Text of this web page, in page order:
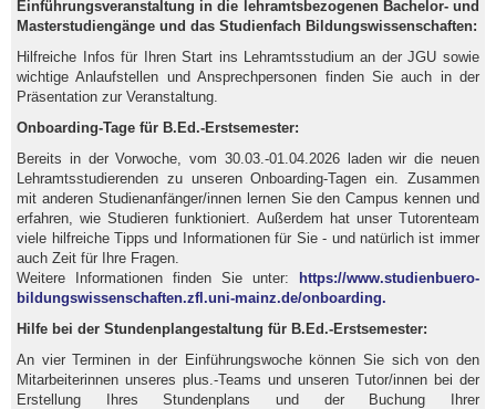
Einführungsveranstaltung in die lehramtsbezogenen Bachelor- und
Masterstudiengänge und das Studienfach Bildungswissenschaften:
Hilfreiche Infos für Ihren Start ins Lehramtsstudium an der JGU sowie
wichtige Anlaufstellen und Ansprechpersonen finden Sie auch in der
Präsentation zur Veranstaltung.
Onboarding-Tage für B.Ed.-Erstsemester:
Bereits in der Vorwoche, vom 30.03.-01.04.2026 laden wir die neuen
Lehramtsstudierenden zu unseren Onboarding-Tagen ein. Zusammen
mit anderen Studienanfänger/innen lernen Sie den Campus kennen und
erfahren, wie Studieren funktioniert. Außerdem hat unser Tutorenteam
viele hilfreiche Tipps und Informationen für Sie - und natürlich ist immer
auch Zeit für Ihre Fragen.
Weitere Informationen finden Sie unter:
https://www.studienbuero-
bildungswissenschaften.zfl.uni-mainz.de/onboarding.
Hilfe bei der Stundenplangestaltung für B.Ed.-Erstsemester:
An vier Terminen in der Einführungswoche können Sie sich von den
Mitarbeiterinnen unseres plus.-Teams und unseren Tutor/innen bei der
Erstellung Ihres Stundenplans und der Buchung Ihrer